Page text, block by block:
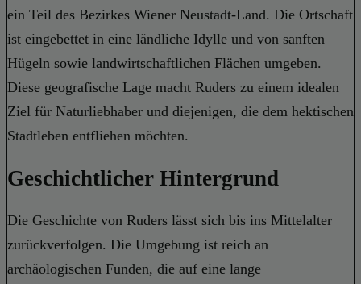
ein Teil des Bezirkes Wiener Neustadt-Land. Die Ortschaft
ist eingebettet in eine ländliche Idylle und von sanften
Hügeln sowie landwirtschaftlichen Flächen umgeben.
Diese geografische Lage macht Ruders zu einem idealen
Ziel für Naturliebhaber und diejenigen, die dem hektischen
Stadtleben entfliehen möchten.
Geschichtlicher Hintergrund
Die Geschichte von Ruders lässt sich bis ins Mittelalter
zurückverfolgen. Die Umgebung ist reich an
archäologischen Funden, die auf eine lange